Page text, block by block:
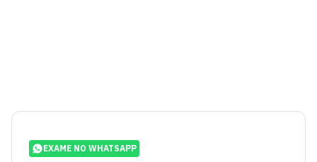
EXAME NO WHATSAPP